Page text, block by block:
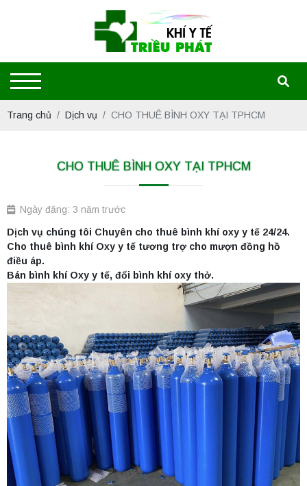
Trang chủ Dịch vụ CHO THUÊ BÌNH OXY TẠI TPHCM
CHO THUÊ BÌNH OXY TẠI TPHCM
Ngày đăng: 3 năm trước
Dịch vụ chúng tôi Chuyên cho thuê bình khí oxy y tế 24/24.
Cho thuê bình khí Oxy y tế tương trợ cho mượn đồng hồ
điều áp.
Bán bình khí Oxy y tế, đổi bình khí oxy thở.